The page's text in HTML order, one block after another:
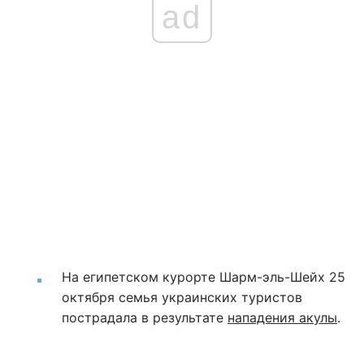
ad
На египетском курорте Шарм-эль-Шейх 25
октября семья украинских туристов
пострадала в результате нападения акулы.